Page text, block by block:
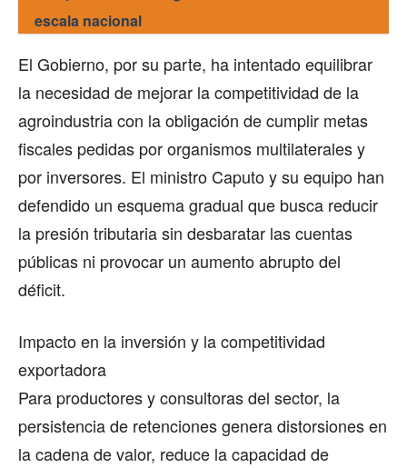
escala nacional
El Gobierno, por su parte, ha intentado equilibrar
la necesidad de mejorar la competitividad de la
agroindustria con la obligación de cumplir metas
fiscales pedidas por organismos multilaterales y
por inversores. El ministro Caputo y su equipo han
defendido un esquema gradual que busca reducir
la presión tributaria sin desbaratar las cuentas
públicas ni provocar un aumento abrupto del
déficit.
Impacto en la inversión y la competitividad
exportadora
Para productores y consultoras del sector, la
persistencia de retenciones genera distorsiones en
la cadena de valor, reduce la capacidad de